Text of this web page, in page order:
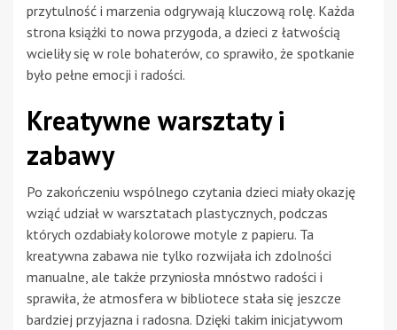
przytulność i marzenia odgrywają kluczową rolę. Każda
strona książki to nowa przygoda, a dzieci z łatwością
wcieliły się w role bohaterów, co sprawiło, że spotkanie
było pełne emocji i radości.
Kreatywne warsztaty i
zabawy
Po zakończeniu wspólnego czytania dzieci miały okazję
wziąć udział w warsztatach plastycznych, podczas
których ozdabiały kolorowe motyle z papieru. Ta
kreatywna zabawa nie tylko rozwijała ich zdolności
manualne, ale także przyniosła mnóstwo radości i
sprawiła, że atmosfera w bibliotece stała się jeszcze
bardziej przyjazna i radosna. Dzięki takim inicjatywom